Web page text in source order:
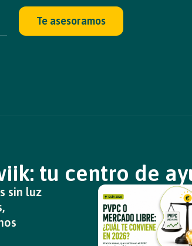
Te asesoramos
tu centro de
sin luz